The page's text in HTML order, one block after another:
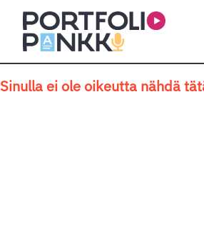
Siirry sisältöön
Sinulla ei ole oikeutta nähdä